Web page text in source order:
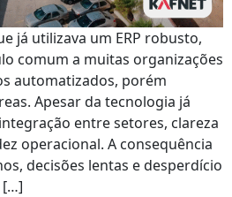
já utilizava um ERP robusto,
comum a muitas organizações
automatizados, porém
Apesar da tecnologia já
entre setores, clareza
operacional. A consequência
decisões lentas e desperdício
[…]